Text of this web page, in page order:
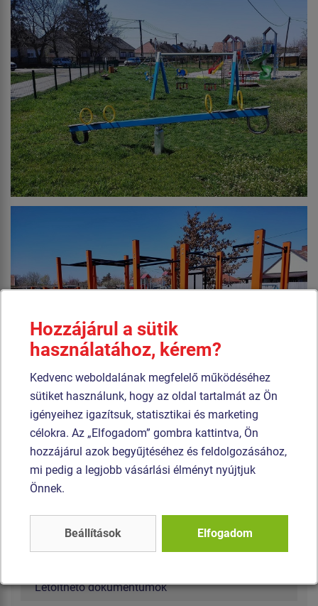
Információ - GDPR
Cookies
Üzemeltetési kézikönyv
Letölthető dokumentumok
Hozzájárul a sütik
használatához, kérem?
Kedvenc weboldalának megfelelő működéséhez
sütiket használunk, hogy az oldal tartalmát az Ön
igényeihez igazítsuk, statisztikai és marketing
célokra. Az „Elfogadom” gombra kattintva, Ön
hozzájárul azok begyűjtéséhez és feldolgozásához,
mi pedig a legjobb vásárlási élményt nyújtjuk
Önnek.
Beállítások Elfogadom